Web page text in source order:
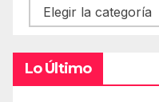
Contenidos
Lo Último